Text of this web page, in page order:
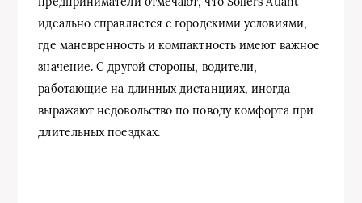
идеально справляется с городскими условиями,
где маневренность и компактность имеют важное
значение. С другой стороны, водители,
работающие на длинных дистанциях, иногда
выражают недовольство по поводу комфорта при
длительных поездках.